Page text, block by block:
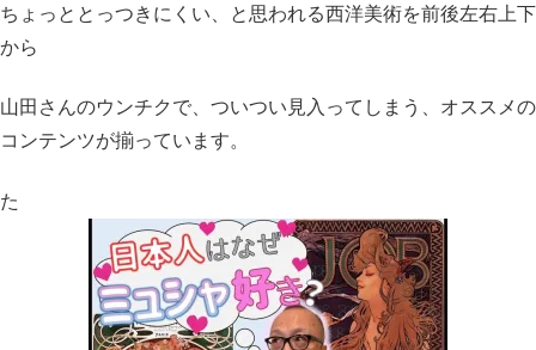
ちょっととっつきにくい、と思われる西洋美術を前後左右上下
から
山田さんのウンチクで、ついつい見入ってしまう、オススメの
コンテンツが揃っています。
た